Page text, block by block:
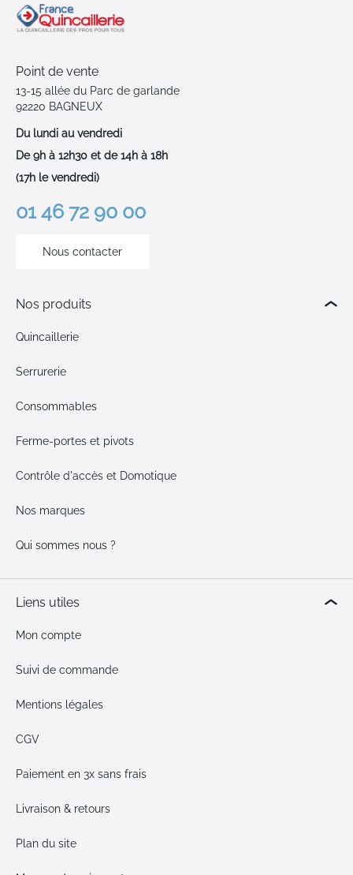
Point de vente
13-15 allée du Parc de garlande
92220 BAGNEUX
Du lundi au vendredi
De 9h à 12h30 et de 14h à 18h
(17h le vendredi)
01 46 72 90 00
Nous contacter
Nos produits
Quincaillerie
Serrurerie
Consommables
Ferme-portes et pivots
Contrôle d'accès et Domotique
Nos marques
Qui sommes nous ?
Liens utiles
Mon compte
Suivi de commande
Mentions légales
CGV
Paiement en 3x sans frais
Livraison & retours
Plan du site